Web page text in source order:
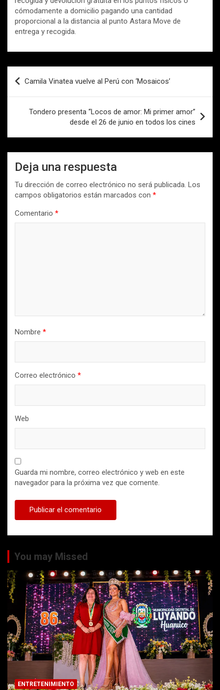
cómodamente a domicilio pagando una cantidad
proporcional a la distancia al punto Astara Move de
entrega y recogida.
Navegación
de
entradas
Camila Vinatea vuelve al Perú con ‘Mosaicos’
Tondero presenta “Locos de amor: Mi primer amor”
desde el 26 de junio en todos los cines
Deja una respuesta
Tu dirección de correo electrónico no será publicada. Los
campos obligatorios están marcados con *
Comentario *
Nombre *
Correo electrónico *
Web
Guarda mi nombre, correo electrónico y web en este
navegador para la próxima vez que comente.
You may Missed
ENTRETENIMIENTO